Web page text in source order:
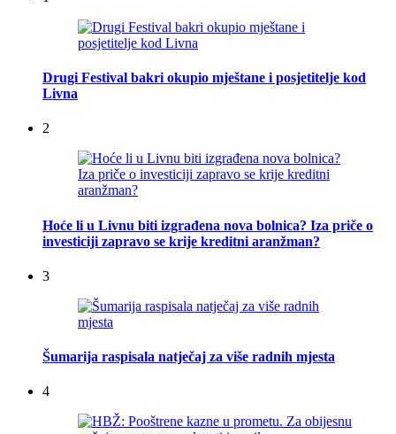
Drugi Festival bakri okupio mještane i posjetitelje kod
Livna
2
Hoće li u Livnu biti izgrađena nova bolnica? Iza priče o
investiciji zapravo se krije kreditni aranžman?
3
Šumarija raspisala natječaj za više radnih mjesta
4